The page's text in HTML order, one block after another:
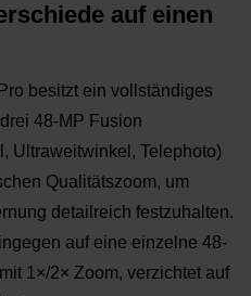
auf einen
besitzt ein vollständiges
48-MP Fusion
Ultraweitwinkel, Telephoto)
Qualitätszoom, um
detailreich festzuhalten.
auf eine einzelne 48-
1×/2× Zoom, verzichtet auf